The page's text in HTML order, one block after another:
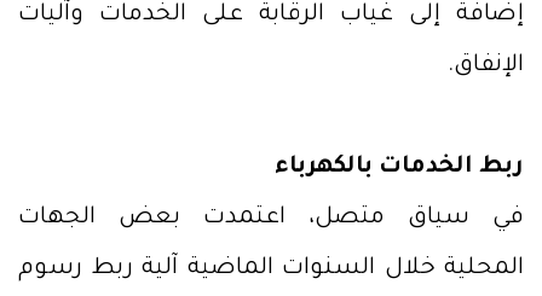
إضافة إلى غياب الرقابة على الخدمات وآليات
الإنفاق.
ربط الخدمات بالكهرباء
في سياق متصل، اعتمدت بعض الجهات
المحلية خلال السنوات الماضية آلية ربط رسوم